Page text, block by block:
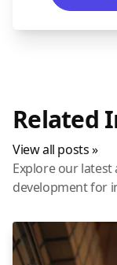
Related
View all posts »
Explore our latest
development for